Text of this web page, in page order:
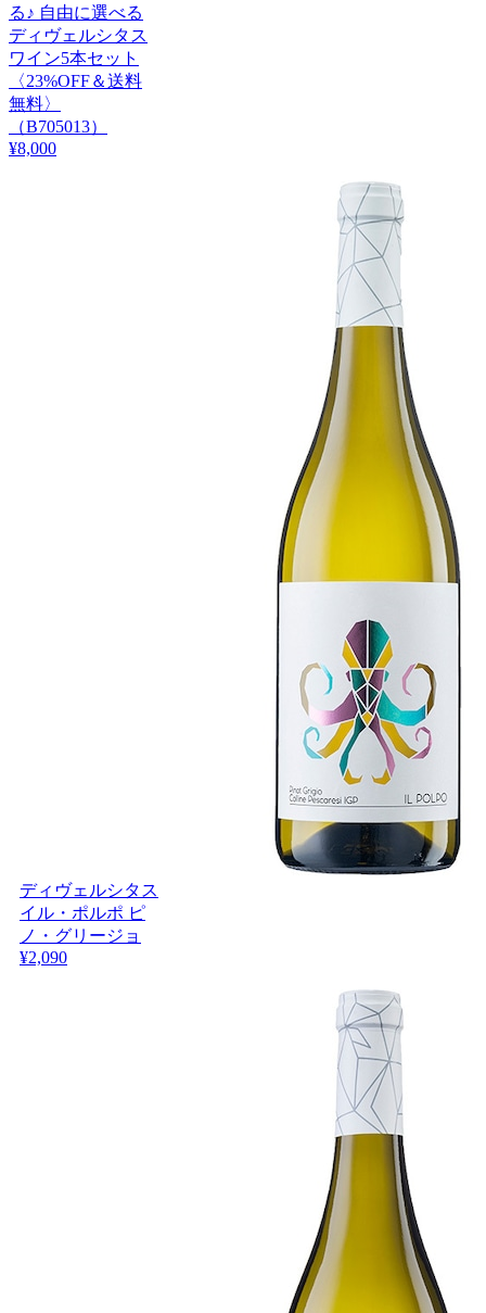
る♪ 自由に選べる
ディヴェルシタス
ワイン5本セット
〈23%OFF＆送料
無料〉
（B705013）
¥8,000
ディヴェルシタス
イル・ポルポ ピ
ノ・グリージョ
¥2,090